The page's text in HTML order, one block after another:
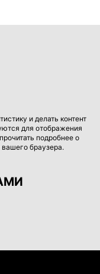
и делать контент
для отображения
подробнее о
вашего браузера.